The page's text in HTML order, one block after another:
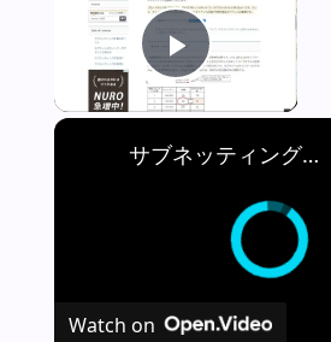
Play Video
サブネッティング計算のポイント[CCNA試験に必須]
Watch on